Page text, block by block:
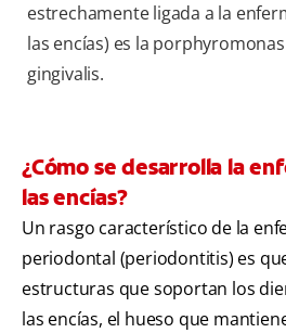
estrechamente ligada a la
las encías) es la
gingivalis.
¿Cómo se desarrolla la
las encías?
Un rasgo característico de la
periodontal (periodontitis) es
estructuras que soportan los
las encías, el hueso que